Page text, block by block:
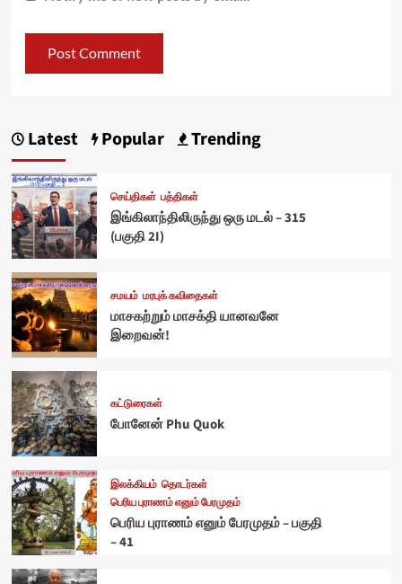
Latest Popular Trending
செய்திகள் பத்திகள்
இங்கிலாந்திலிருந்து ஒரு மடல் – 315
(பகுதி 2I)
சமயம் மரபுக் கவிதைகள்
மாசகற்றும் மாசக்தி யானவனே
இறைவன்!
கட்டுரைகள்
போனேன் Phu Quok
இலக்கியம் தொடர்கள்
பெரிய புராணம் எனும் பேரமுதம்
பெரிய புராணம் எனும் பேரமுதம் – பகுதி
– 41